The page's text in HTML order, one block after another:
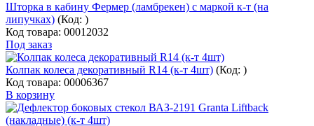
Шторка в кабину Фермер (ламбрекен) с маркой к-т (на
липучках) (Код: )
Код товара: 00012032
Под заказ
Колпак колеса декоративный R14 (к-т 4шт) (Код: )
Код товара: 00006367
В корзину